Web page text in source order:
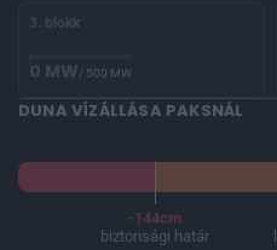
3. blokk
0 MW/ 500 MW
DUNA VÍZÁLLÁSA PAKSNÁL
-144cm
biztonsági határ